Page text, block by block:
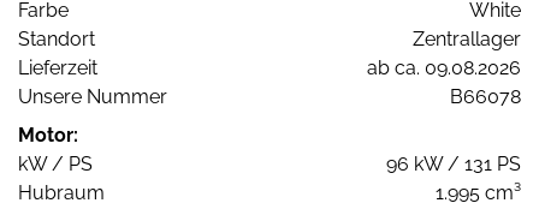
Farbe
White
Standort
Zentrallager
Lieferzeit
ab ca. 09.08.2026
Unsere Nummer
B66078
Motor:
kW / PS
96 kW / 131 PS
Hubraum
1.995 cm³